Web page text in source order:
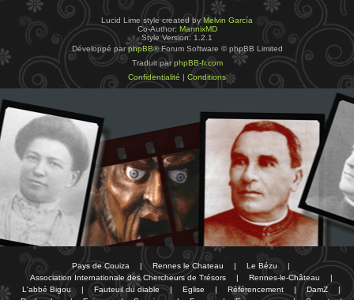
Lucid Lime style created byMelvin García
Co-Author: MannixMD
Style Version: 1.2.1
Développé parphpBB® Forum Software © phpBB Limited
Traduit parphpBB-fr.com
Confidentialité | Conditions
Pays de Couiza | Rennes le Chateau | Le Bézu
|
Association Internationale des Chercheurs de Trésors
| Rennes-le-Château
|
L'abbé Bigou
| Fauteuil du diable | Eglise | Référencement | DamZ
|